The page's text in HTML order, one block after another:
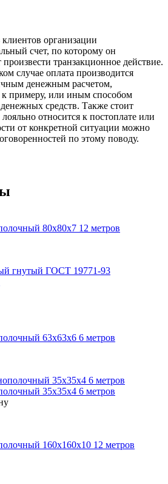
организации
счет, по которому он
транзакционное действие.
случае оплата производится
денежным расчетом,
к примеру, или иным способом
средств. Также стоит
относится к постоплате или
от конкретной ситуации можно
по этому поводу.
80х80х7 12 метров
63х63х6 6 метров
35х35х4 6 метров
160х160х10 12 метров